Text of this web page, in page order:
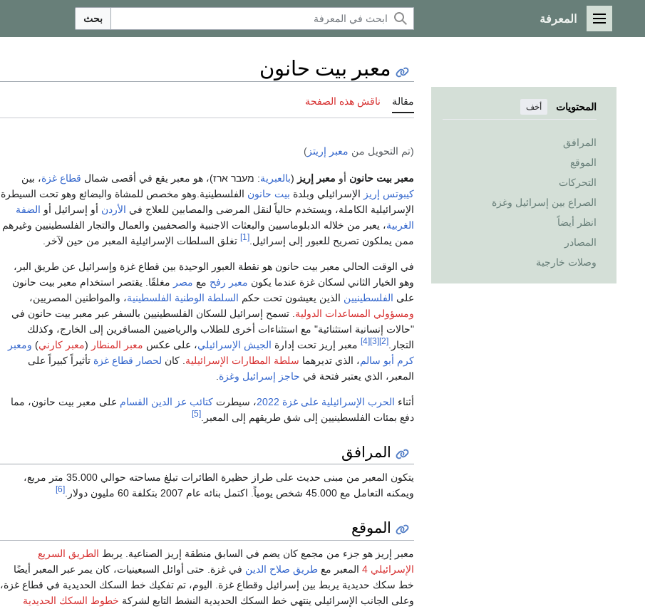
القائمة الرئيسية
المعرفة بحث
المحتويات أخف
المرافق
الموقع
التحركات
الصراع بين إسرائيل وغزة
انظر أيضاً
المصادر
وصلات خارجية
معبر بيت حانون
مقالة ناقش هذه الصفحة
(تم التحويل من معبر إريتز )
معبر بيت حانون أو معبر إريز (بالعبرية: מעבר ארז قطاع غزة، بين
كيبوتس إريز الإسرائيلي وبلدة بيت حانون الفلسطينية.وهو مخصص للمشاة والبضائع وهو تحت السيطرة
الإسرائيلية الكاملة، ويستخدم حالياً لنقل المرضى والمصابين للعلاج في الأردن أو إسرائيل أو الضفة
الغربية، يعبر من خلاله الدبلوماسيين والبعثات الاجنبية والصحفيين والعمال والتجار الفلسطينيين وغيرهم
ممن يملكون تصريح للعبور إلى إسرائيل. [1] تغلق السلطات الإسرائيلية المعبر من حين لآخر.
في الوقت الحالي معبر بيت حانون هو نقطة العبور الوحيدة بين قطاع غزة وإسرائيل عن طريق البر،
وهو الخيار الثاني لسكان غزة عندما يكون معبر رفح مع مصر مغلقًا. يقتصر استخدام معبر بيت حانون
على الفلسطينيين الذين يعيشون تحت حكم السلطة الوطنية الفلسطينية، والمواطنين المصريين،
ومسؤولي المساعدات الدولية . تسمح إسرائيل للسكان الفلسطينيين بالسفر عبر معبر بيت حانون في
"حالات إنسانية استثنائية" مع استثناءات أخرى للطلاب والرياضيين المسافرين إلى الخارج، وكذلك
التجار.
[2]
[3]
[4] معبر إريز تحت إدارة الجيش الإسرائيلي، على عكس معبر المنطار (معبر كارني) ومعبر
كرم أبو سالم، الذي تديرهما سلطة المطارات الإسرائيلية . كان لحصار قطاع غزة تأثيراً كبيراً على
المعبر، الذي يعتبر فتحة في حاجز إسرائيل وغزة
أثناء الحرب الإسرائيلية على غزة 2022 ، سيطرت كتائب عز الدين القسام على معبر بيت حانون، مما
دفع بمئات الفلسطينيين إلى شق طريقهم إلى المعبر.
[5]
المرافق
يتكون المعبر من مبنى حديث على طراز حظيرة الطائرات تبلغ مساحته حوالي 35.000 متر مربع،
ويمكنه التعامل مع 45.000 شخص يومياً. اكتمل بنائه عام 2007 بتكلفة 60 مليون دولار.
[6]
الموقع
معبر إريز هو جزء من مجمع كان يضم في السابق منطقة إريز الصناعية. يربط الطريق السريع
الإسرائيلي 4
المعبر مع طريق صلاح الدين في غزة. حتى أوائل السبعينيات، كان يمر عبر المعبر أيضًا
خط سكك حديدية يربط بين إسرائيل وقطاع غزة. اليوم، تم تفكيك خط السكك الحديدية في قطاع غزة،
وعلى الجانب الإسرائيلي ينتهي خط السكك الحديدية النشط التابع لشركة خطوط السكك الحديدية